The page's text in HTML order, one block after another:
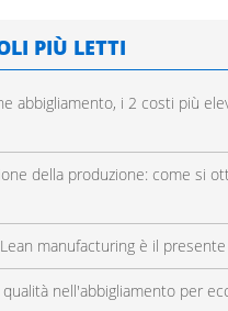
PIÙ LETTI
abbigliamento, i 2 costi più
della produzione: come si
manufacturing è il
nell'abbigliamento per